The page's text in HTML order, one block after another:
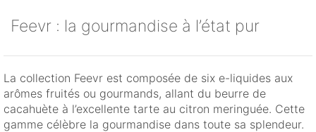
Feevr : la gourmandise à l’état pur
La collection Feevr est composée de six e-liquides aux
arômes fruités ou gourmands, allant du beurre de
cacahuète à l’excellente tarte au citron meringuée. Cette
gamme célèbre la gourmandise dans toute sa splendeur.